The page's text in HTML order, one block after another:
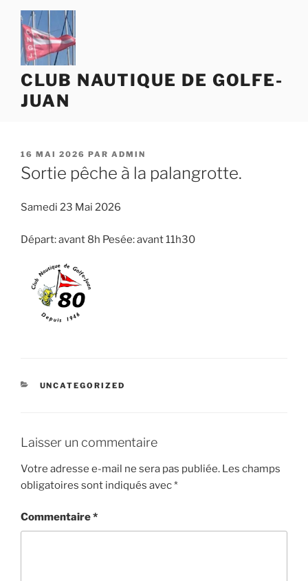
Aller
contenu
principal
CLUB NAUTIQUE DE GOLFE-
JUAN
PUBLIÉ
LE
16 MAI 2026 PAR ADMIN
Sortie pêche à la palangrotte.
Samedi 23 Mai 2026
Départ: avant 8h Pesée: avant 11h30
CATÉGORIES
UNCATEGORIZED
Laisser un commentaire
Votre adresse e-mail ne sera pas publiée. Les champs
obligatoires sont indiqués avec*
Commentaire*